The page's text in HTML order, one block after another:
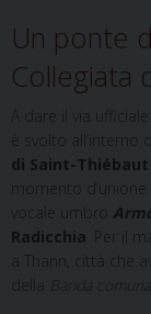
Un ponte
Collegiata
A dare il via
è svolto
di Saint-Thiébaut
momento
vocale umbro
Radicchia . Per il
a Thann, città che
della
Banda